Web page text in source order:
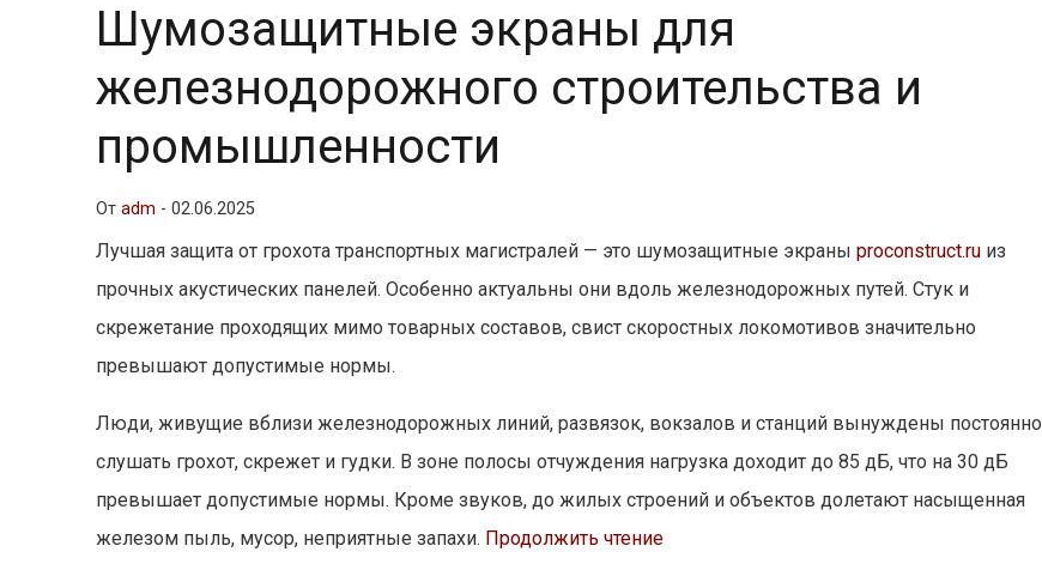
Шумозащитные экраны для
железнодорожного строительства и
промышленности
Отadm -02.06.2025
Лучшая защита от грохота транспортных магистралей — это шумозащитные экраныproconstruct.ru из
прочных акустических панелей. Особенно актуальны они вдоль железнодорожных путей. Стук и
скрежетание проходящих мимо товарных составов, свист скоростных локомотивов значительно
превышают допустимые нормы.
Люди, живущие вблизи железнодорожных линий, развязок, вокзалов и станций вынуждены постоянно
слушать грохот, скрежет и гудки. В зоне полосы отчуждения нагрузка доходит до 85 дБ, что на 30 дБ
превышает допустимые нормы. Кроме звуков, до жилых строений и объектов долетают насыщенная
железом пыль, мусор, неприятные запахи. Продолжить чтение